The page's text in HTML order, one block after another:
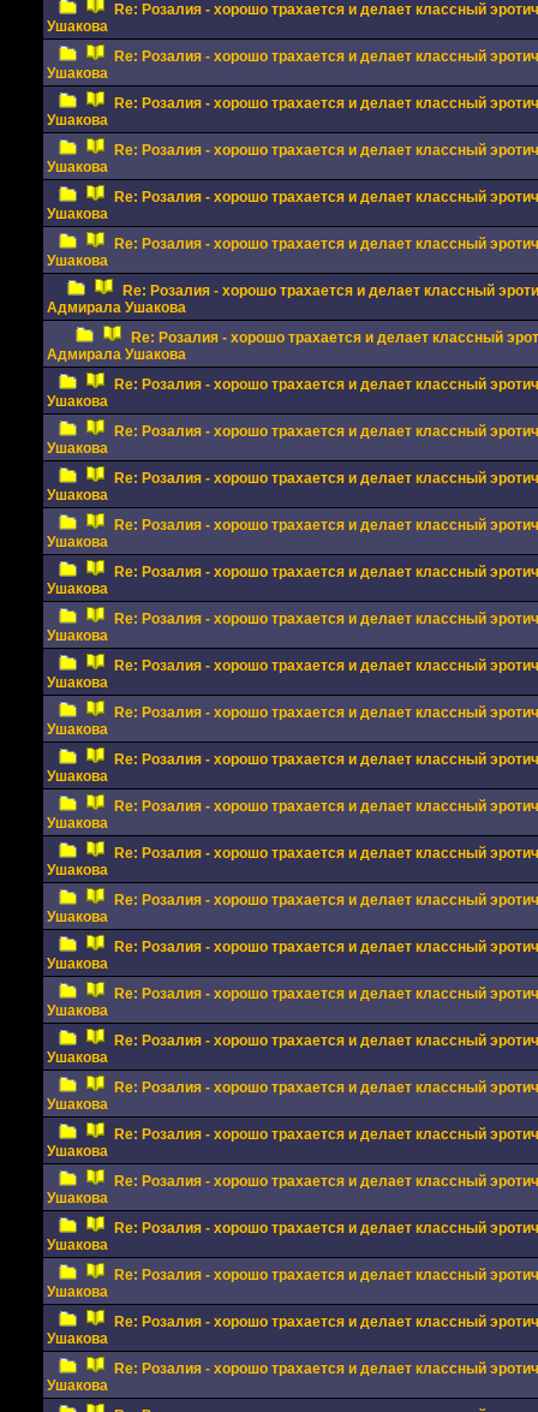
Re: Розалия - хорошо трахается и делает классный
Ушакова
Re: Розалия - хорошо трахается и делает классный
Ушакова
Re: Розалия - хорошо трахается и делает классный
Ушакова
Re: Розалия - хорошо трахается и делает классный
Ушакова
Re: Розалия - хорошо трахается и делает классный
Ушакова
Re: Розалия - хорошо трахается и делает классный
Ушакова
Re: Розалия - хорошо трахается и делает классный
Адмирала Ушакова
Re: Розалия - хорошо трахается и делает классный
Адмирала Ушакова
Re: Розалия - хорошо трахается и делает классный
Ушакова
Re: Розалия - хорошо трахается и делает классный
Ушакова
Re: Розалия - хорошо трахается и делает классный
Ушакова
Re: Розалия - хорошо трахается и делает классный
Ушакова
Re: Розалия - хорошо трахается и делает классный
Ушакова
Re: Розалия - хорошо трахается и делает классный
Ушакова
Re: Розалия - хорошо трахается и делает классный
Ушакова
Re: Розалия - хорошо трахается и делает классный
Ушакова
Re: Розалия - хорошо трахается и делает классный
Ушакова
Re: Розалия - хорошо трахается и делает классный
Ушакова
Re: Розалия - хорошо трахается и делает классный
Ушакова
Re: Розалия - хорошо трахается и делает классный
Ушакова
Re: Розалия - хорошо трахается и делает классный
Ушакова
Re: Розалия - хорошо трахается и делает классный
Ушакова
Re: Розалия - хорошо трахается и делает классный
Ушакова
Re: Розалия - хорошо трахается и делает классный
Ушакова
Re: Розалия - хорошо трахается и делает классный
Ушакова
Re: Розалия - хорошо трахается и делает классный
Ушакова
Re: Розалия - хорошо трахается и делает классный
Ушакова
Re: Розалия - хорошо трахается и делает классный
Ушакова
Re: Розалия - хорошо трахается и делает классный
Ушакова
Re: Розалия - хорошо трахается и делает классный
Ушакова